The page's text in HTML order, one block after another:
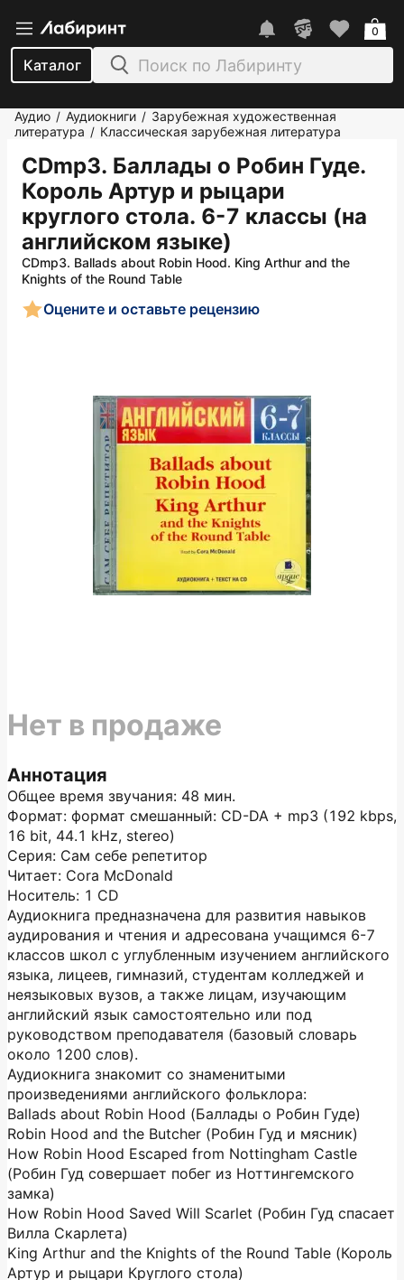
Каталог
0
Аудио / Аудиокниги / Зарубежная художественная
литература / Классическая зарубежная литература
CDmp3. Баллады о Робин Гуде.
Король Артур и рыцари
круглого стола. 6-7 классы (на
английском языке)
CDmp3. Ballads about Robin Hood. King Arthur and the
Knights of the Round Table
Оцените и оставьте рецензию
Аннотация
Общее время звучания: 48 мин.
Формат: формат смешанный: CD-DA + mp3 (192 kbps,
16 bit, 44.1 kHz, stereo)
Серия: Сам себе репетитор
Читает: Cora McDonald
Носитель: 1 CD
Аудиокнига предназначена для развития навыков
аудирования и чтения и адресована учащимся 6-7
классов школ с углубленным изучением английского
языка, лицеев, гимназий, студентам колледжей и
неязыковых вузов, а также лицам, изучающим
английский язык самостоятельно или под
руководством преподавателя (базовый словарь
около 1200 слов).
Аудиокнига знакомит со знаменитыми
произведениями английского фольклора:
Ballads about Robin Hood (Баллады о Робин Гуде)
Robin Hood and the Butcher (Робин Гуд и мясник)
How Robin Hood Escaped from Nottingham Castle
(Робин Гуд совершает побег из Ноттингемского
замка)
How Robin Hood Saved Will Scarlet (Робин Гуд спасает
Вилла Скарлета)
King Arthur and the Knights of the Round Table (Король
Артур и рыцари Круглого стола)
Нет в продаже